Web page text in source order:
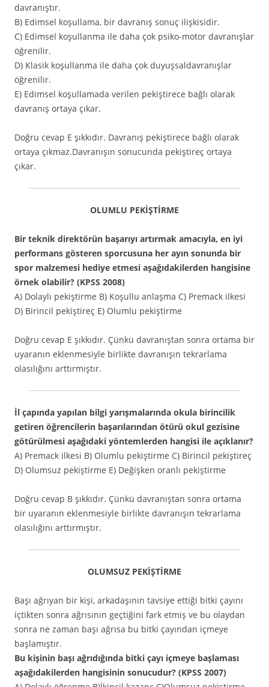
davranıştır.
B) Edimsel koşullama, bir davranış sonuç ilişkisidir.
C) Edimsel koşullanma ile daha çok psiko-motor davranışlar
öğrenilir.
D) Klasik koşullanma ile daha çok duyuşsaldavranışlar
öğrenilir.
E) Edimsel koşullamada verilen pekiştirece bağlı olarak
davranış ortaya çıkar.
Doğru cevap E şıkkıdır. Davranış pekiştirece bağlı olarak
ortaya çıkmaz.Davranışın sonucunda pekiştireç ortaya
çıkar.
OLUMLU PEKİŞTİRME
Bir teknik direktörün başarıyı artırmak amacıyla, en iyi
performans gösteren sporcusuna her ayın sonunda bir
spor malzemesi hediye etmesi aşağıdakilerden hangisine
örnek olabilir? (KPSS 2008)
A) Dolaylı pekiştirme B) Koşullu anlaşma C) Premack ilkesi
D) Birincil pekiştireç E) Olumlu pekiştirme
Doğru cevap E şıkkıdır. Çünkü davranıştan sonra ortama bir
uyaranın eklenmesiyle birlikte davranışın tekrarlama
olasılığını arttırmıştır.
İl çapında yapılan bilgi yarışmalarında okula birincilik
getiren öğrencilerin başarılarından ötürü okul gezisine
götürülmesi aşağıdaki yöntemlerden hangisi ile açıklanır?
A) Premack ilkesi B) Olumlu pekiştirme C) Birincil pekiştireç
D) Olumsuz pekiştirme E) Değişken oranlı pekiştirme
Doğru cevap B şıkkıdır. Çünkü davranıştan sonra ortama
bir uyaranın eklenmesiyle birlikte davranışın tekrarlama
olasılığını arttırmıştır.
OLUMSUZ PEKİŞTİRME
Başı ağrıyan bir kişi, arkadaşının tavsiye ettiği bitki çayını
içtikten sonra ağrısının geçtiğini fark etmiş ve bu olaydan
sonra ne zaman başı ağrısa bu bitki çayından içmeye
başlamıştır.
Bu kişinin başı ağrıdığında bitki çayı içmeye başlaması
aşağıdakilerden hangisinin sonucudur? (KPSS 2007)